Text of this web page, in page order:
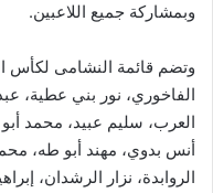
وبمشاركة جميع اللاعبين.
الفاخوري، نور بني عطية،
العرب، سليم عبيد، محمد
أنس بدوي، مهند أبو طه،
الروابدة، نزار الرشدان،